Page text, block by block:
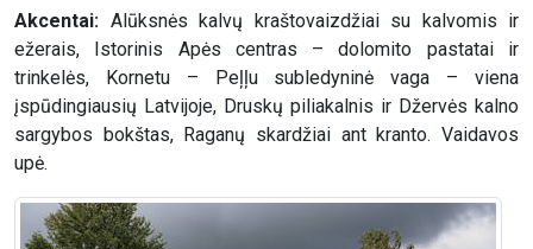
Akcentai: Alūksnės kalvų kraštovaizdžiai su kalvomis ir
ežerais, Istorinis Apės centras – dolomito pastatai ir
trinkelės, Kornetu – Peļļu subledyninė vaga – viena
įspūdingiausių Latvijoje, Druskų piliakalnis ir Džervės kalno
sargybos bokštas, Raganų skardžiai ant kranto. Vaidavos
upė.